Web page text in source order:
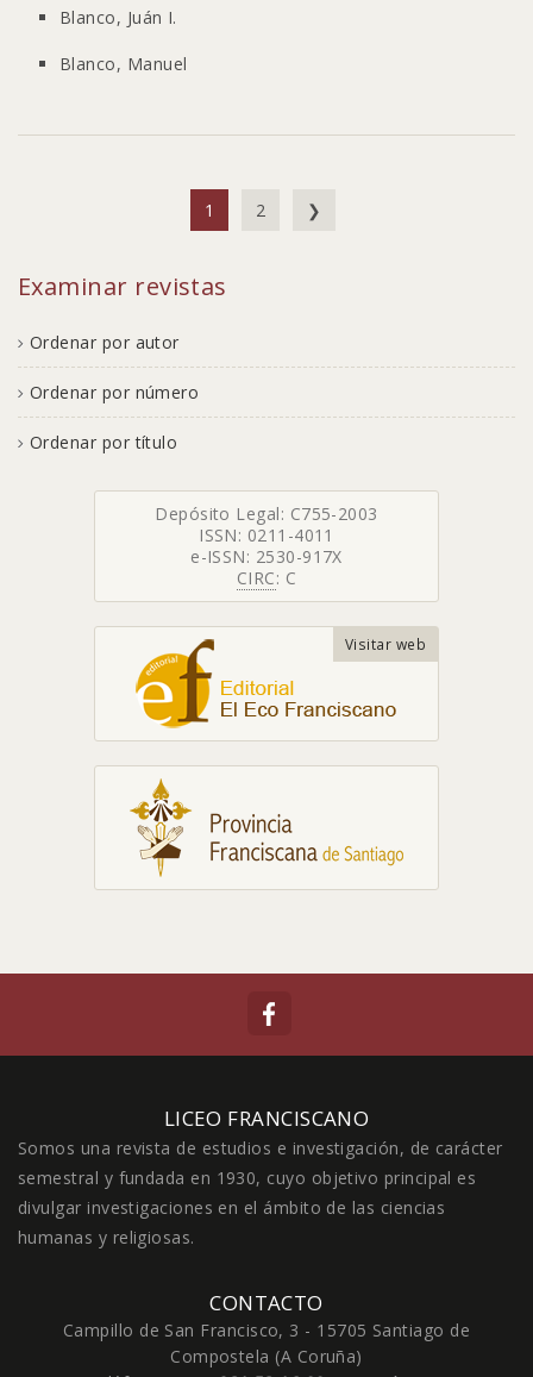
Blanco, Juán I.
Blanco, Manuel
1 2 ❯
Examinar revistas
Ordenar por autor
Ordenar por número
Ordenar por título
Depósito Legal: C755-2003
ISSN: 0211-4011
e-ISSN: 2530-917X
CIRC: C
Visitar web
LICEO FRANCISCANO
Somos una revista de estudios e investigación, de carácter
semestral y fundada en 1930, cuyo objetivo principal es
divulgar investigaciones en el ámbito de las ciencias
humanas y religiosas.
CONTACTO
Campillo de San Francisco, 3 - 15705 Santiago de
Compostela (A Coruña)